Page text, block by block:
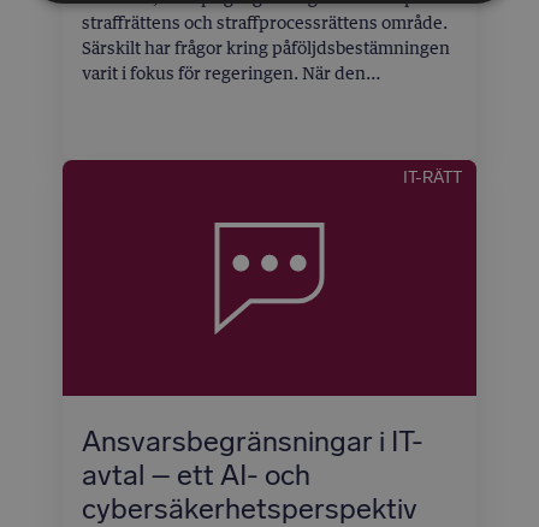
straffrättens och straffprocessrättens område.
Särskilt har frågor kring påföljdsbestämningen
varit i fokus för regeringen. När den
lagstiftningsåtgärder och fokuserar särskilt på
IT-RÄTT
Ansvarsbegränsningar i IT-
avtal – ett AI- och
cybersäkerhetsperspektiv